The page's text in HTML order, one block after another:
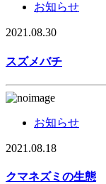
お知らせ
2021.08.30
スズメバチ
お知らせ
2021.08.18
クマネズミの生態